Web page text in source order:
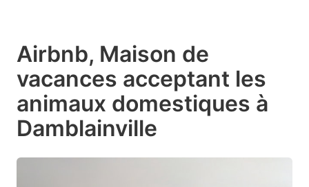
Airbnb, Maison de
vacances acceptant les
animaux domestiques à
Damblainville